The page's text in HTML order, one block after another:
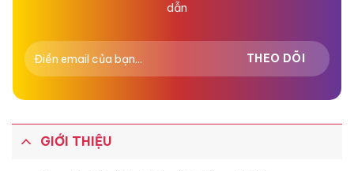
dẫn
GIỚI THIỆU